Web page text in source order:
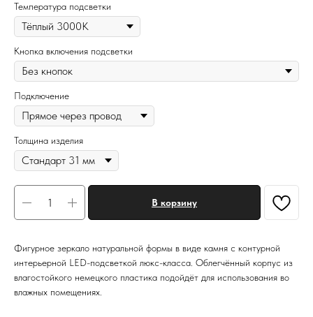
Температура подсветки
Кнопка включения подсветки
Подключение
Толщина изделия
В корзину
Фигурное зеркало натуральной формы в виде камня с контурной
интерьерной LED-подсветкой люкс-класса. Облегчённый корпус из
влагостойкого немецкого пластика подойдёт для использования во
влажных помещениях.